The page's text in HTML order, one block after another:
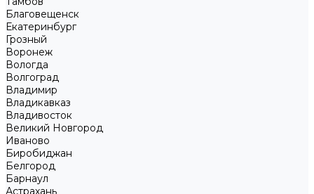
Благовещенск
Екатеринбург
Грозный
Воронеж
Вологда
Волгоград
Владимир
Владикавказ
Владивосток
Великий Новгород
Иваново
Биробиджан
Белгород
Барнаул
Астрахань